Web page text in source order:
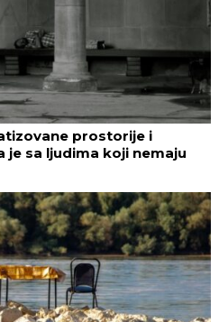
prostorije i
je sa ljudima koji nemaju